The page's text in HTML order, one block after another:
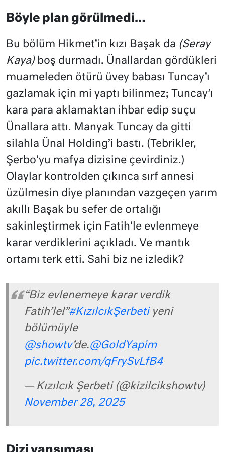
Böyle plan görülmedi…
Bu bölüm Hikmet’in kızı Başak da (Seray
Kaya) boş durmadı. Ünallardan gördükleri
muameleden ötürü üvey babası Tuncay’ı
gazlamak için mi yaptı bilinmez; Tuncay’ı
kara para aklamaktan ihbar edip suçu
Ünallara attı. Manyak Tuncay da gitti
silahla Ünal Holding’i bastı. (Tebrikler,
Şerbo’yu mafya dizisine çevirdiniz.)
Olaylar kontrolden çıkınca sırf annesi
üzülmesin diye planından vazgeçen yarım
akıllı Başak bu sefer de ortalığı
sakinleştirmek için Fatih’le evlenmeye
karar verdiklerini açıkladı. Ve mantık
ortamı terk etti. Sahi biz ne izledik?
“Biz evlenemeye karar verdik
Fatih’le!”#KızılcıkŞerbetiyeni
bölümüyle
@showtv’de.@GoldYapim
pic.twitter.com/qFrySvLfB4
— Kızılcık Şerbeti (@kizilcikshowtv)
November 28, 2025